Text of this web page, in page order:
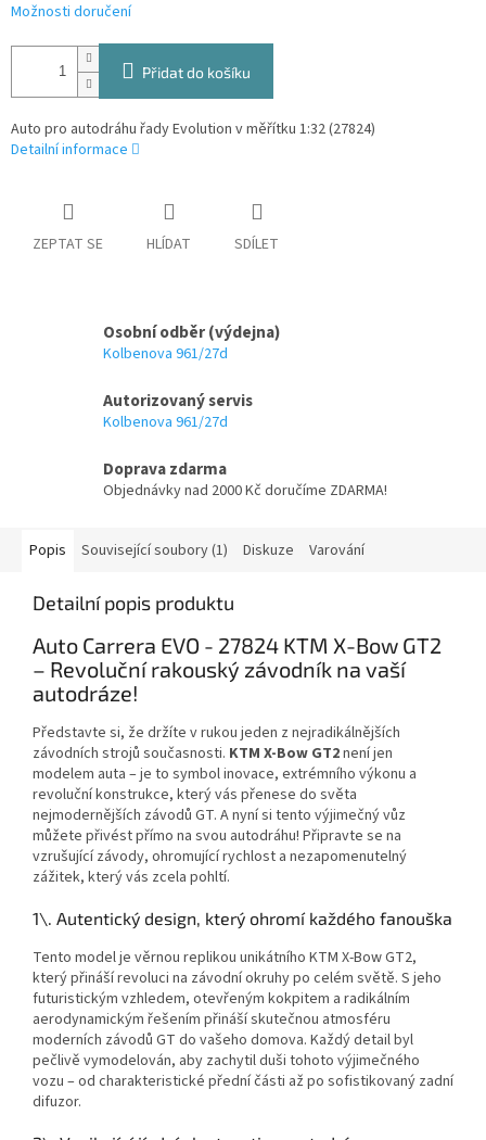
Možnosti doručení
Přidat do košíku
Auto pro autodráhu řady Evolution v měřítku 1:32 (27824)
Detailní informace
ZEPTAT SE HLÍDAT SDÍLET
Osobní odběr (výdejna)
Kolbenova 961/27d
Autorizovaný servis
Kolbenova 961/27d
Doprava zdarma
Objednávky nad 2000 Kč doručíme ZDARMA!
Popis Související soubory (1) Diskuze Varování
Detailní popis produktu
Auto Carrera EVO - 27824 KTM X-Bow GT2
– Revoluční rakouský závodník na vaší
autodráze!
Představte si, že držíte v rukou jeden z nejradikálnějších
závodních strojů současnosti. KTM X-Bow GT2není jen
modelem auta – je to symbol inovace, extrémního výkonu a
revoluční konstrukce, který vás přenese do světa
nejmodernějších závodů GT. A nyní si tento výjimečný vůz
můžete přivést přímo na svou autodráhu! Připravte se na
vzrušující závody, ohromující rychlost a nezapomenutelný
zážitek, který vás zcela pohltí.
1\. Autentický design, který ohromí každého fanouška
Tento model je věrnou replikou unikátního KTM X-Bow GT2,
který přináší revoluci na závodní okruhy po celém světě. S jeho
futuristickým vzhledem, otevřeným kokpitem a radikálním
aerodynamickým řešením přináší skutečnou atmosféru
moderních závodů GT do vašeho domova. Každý detail byl
pečlivě vymodelován, aby zachytil duši tohoto výjimečného
vozu – od charakteristické přední části až po sofistikovaný zadní
difuzor.